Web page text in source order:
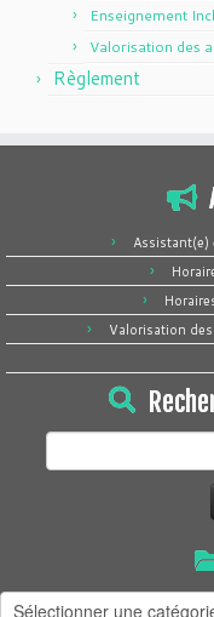
Enseignement
Valorisation des
Règlement
Assistant(e)
Valorisation
Catégories